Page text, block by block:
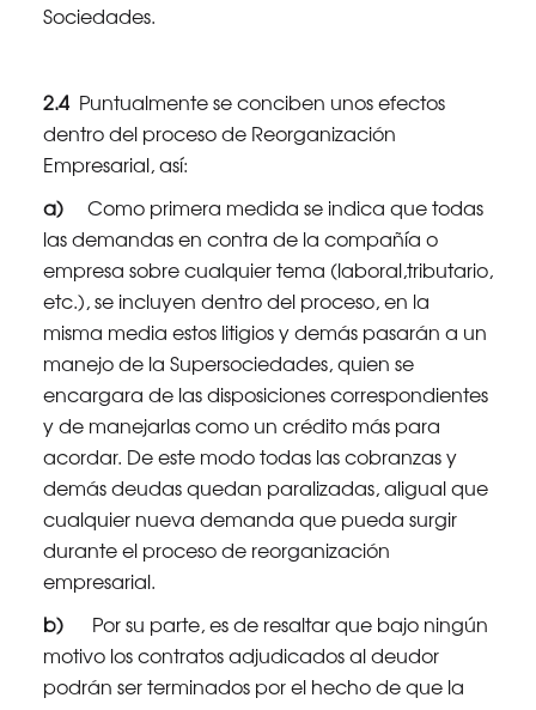
Sociedades.
2.4 Puntualmente se conciben unos efectos
dentro del proceso de Reorganización
Empresarial, así:
a) Como primera medida se indica que todas
las demandas en contra de la compañía o
empresa sobre cualquier tema (laboral,tributario,
etc.), se incluyen dentro del proceso, en la
misma media estos litigios y demás pasarán a un
manejo de la Supersociedades, quien se
encargara de las disposiciones correspondientes
y de manejarlas como un crédito más para
acordar. De este modo todas las cobranzas y
demás deudas quedan paralizadas, aligual que
cualquier nueva demanda que pueda surgir
durante el proceso de reorganización
empresarial.
b)
Por su parte, es de resaltar que bajo ningún
motivo los contratos adjudicados al deudor
podrán ser terminados por el hecho de que la